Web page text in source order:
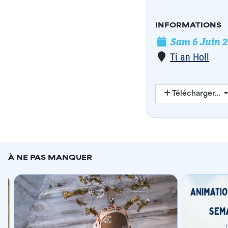
INFORMATIONS
Date de
Sam 6 Juin
Lieu
Ti an Holl
Télécharger…
À NE PAS MANQUER